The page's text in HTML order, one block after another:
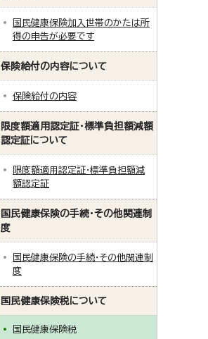
国民健康保険加入世帯のかたは所
得の申告が必要です
保険給付の内容について
保険給付の内容
限度額適用認定証・標準負担額減額
認定証について
限度額適用認定証・標準負担額減
額認定証
国民健康保険の手続・その他関連制
度
国民健康保険の手続・その他関連制
度
国民健康保険税について
国民健康保険税